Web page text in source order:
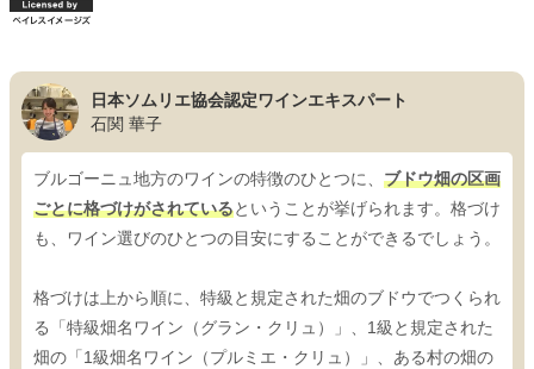
日本ソムリエ協会認定ワインエキスパート
石関 華子
ブルゴーニュ地方のワインの特徴のひとつに、 ブドウ畑の区画
ごとに格づけがされているということが挙げられます。格づけ
も、ワイン選びのひとつの目安にすることができるでしょう。
格づけは上から順に、特級と規定された畑のブドウでつくられ
る「特級畑名ワイン（グラン・クリュ）」、1級と規定された
畑の「1級畑名ワイン（プルミエ・クリュ）」、ある村の畑の